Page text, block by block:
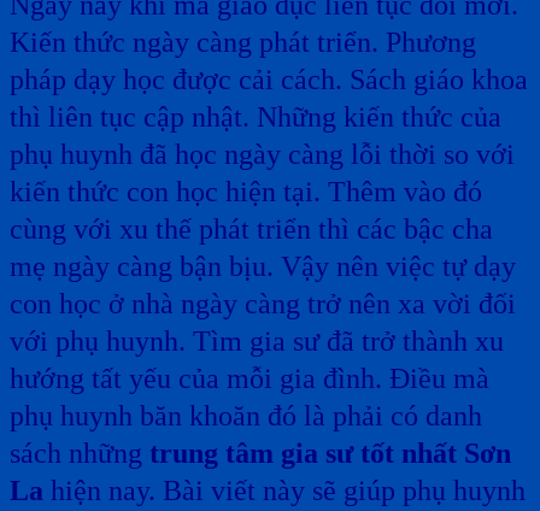
Kiến thức ngày càng phát triển. Phương
pháp dạy học được cải cách. Sách giáo khoa
thì liên tục cập nhật. Những kiến thức của
phụ huynh đã học ngày càng lỗi thời so với
kiến thức con học hiện tại. Thêm vào đó
cùng với xu thế phát triển thì các bậc cha
mẹ ngày càng bận bịu. Vậy nên việc tự dạy
con học ở nhà ngày càng trở nên xa vời đối
với phụ huynh. Tìm gia sư đã trở thành xu
hướng tất yếu của mỗi gia đình. Điều mà
phụ huynh băn khoăn đó là phải có danh
sách những trung tâm gia sư tốt nhất Sơn
La hiện nay. Bài viết này sẽ giúp phụ huynh